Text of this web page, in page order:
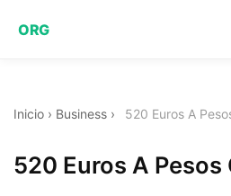
ORG
Inicio › Business › 520 Euros A
520 Euros A